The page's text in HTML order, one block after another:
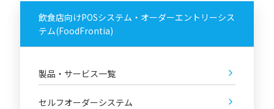
飲食店向けPOSシステム・オーダーエントリーシス
テム(FoodFrontia)
製品・サービス一覧
セルフオーダーシステム